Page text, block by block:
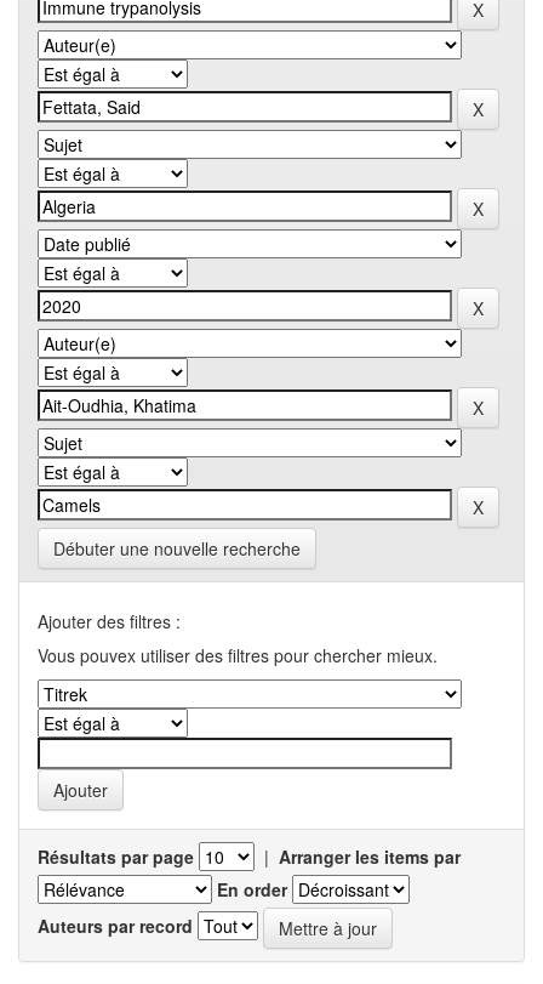
Débuter une nouvelle recherche
Ajouter des filtres :
Vous pouvex utiliser des filtres pour chercher mieux.
Résultats par page | Arranger les items par
En order
Auteurs par record